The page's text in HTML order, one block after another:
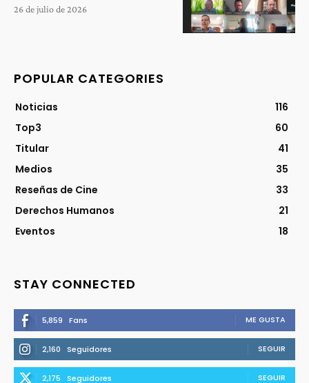
26 de julio de 2026
POPULAR CATEGORIES
Noticias
116
Top3
60
Titular
41
Medios
35
Reseñas de Cine
33
Derechos Humanos
21
Eventos
18
STAY CONNECTED
5,859 Fans ME GUSTA
2,160 Seguidores SEGUIR
2,175 Seguidores SEGUIR